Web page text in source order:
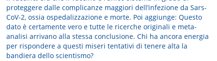
proteggere dalle complicanze maggiori dell’infezione da Sars-
CoV-2, ossia ospedalizzazione e morte. Poi aggiunge: Questo
dato è certamente vero e tutte le ricerche originali e meta-
analisi arrivano alla stessa conclusione. Chi ha ancora energia
per rispondere a questi miseri tentativi di tenere alta la
bandiera dello scientismo?